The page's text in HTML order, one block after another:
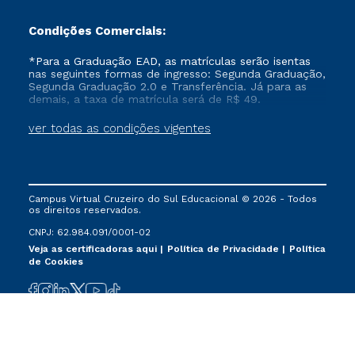
Condições Comerciais:
ver todas as condições vigentes
*Para a Graduação EAD, as matrículas serão isentas
nas seguintes formas de ingresso: Segunda Graduação,
Segunda Graduação 2.0 e Transferência. Já para as
demais, a taxa de matrícula será de R$ 49.
Campus Virtual Cruzeiro do Sul Educacional © 2026 - Todos
os direitos reservados.
CNPJ: 62.984.091/0001-02
Veja as certificadoras aqui
Política de Privacidade
Política
de Cookies